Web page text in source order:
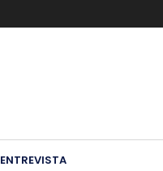
ENTREVISTA